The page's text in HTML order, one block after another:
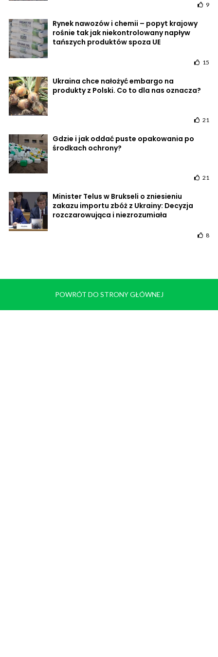
9
Rynek nawozów i chemii – popyt krajowy
rośnie tak jak niekontrolowany napływ
tańszych produktów spoza UE
15
Ukraina chce nałożyć embargo na
produkty z Polski. Co to dla nas oznacza?
21
Gdzie i jak oddać puste opakowania po
środkach ochrony?
21
Minister Telus w Brukseli o zniesieniu
zakazu importu zbóż z Ukrainy: Decyzja
rozczarowująca i niezrozumiała
8
POWRÓT DO STRONY GŁÓWNEJ